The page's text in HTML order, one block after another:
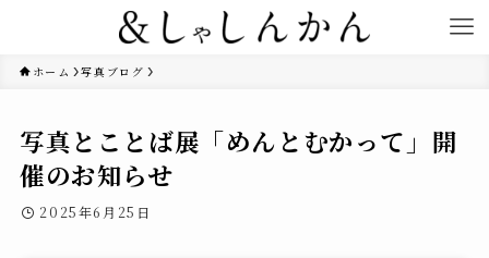
ホーム 写真ブログ
写真とことば展「めんとむかって」開
催のお知らせ
2025年6月25日